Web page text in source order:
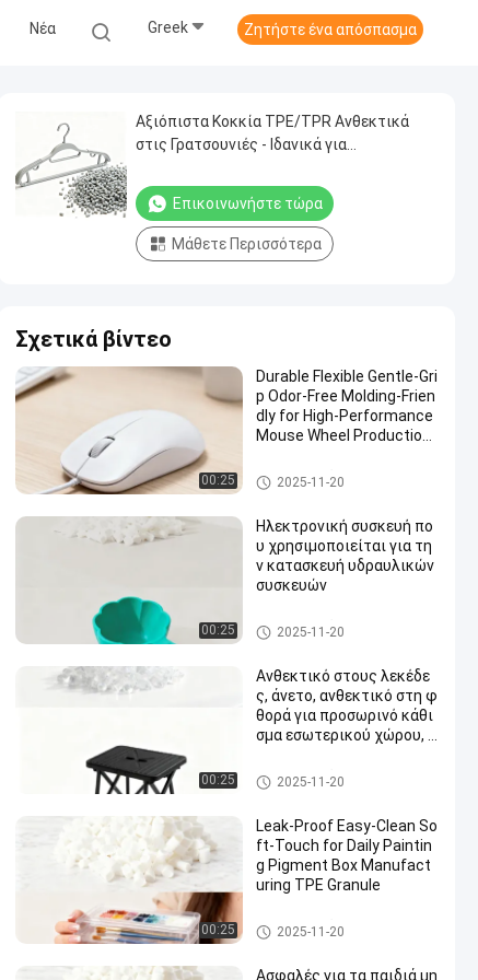
Νέα Greek Ζητήστε ένα απόσπασμα
Αξιόπιστα Κοκκία TPE/TPR Ανθεκτικά
στις Γρατσουνιές - Ιδανικά για
για Κατασκευαστές Κρεμαστρών)
Επικοινωνήστε τώρα
Μάθετε Περισσότερα
Σχετικά βίντεο
00:25
Durable Flexible Gentle-Gri
p Odor-Free Molding-Frien
dly for High-Performance
Mouse Wheel Production
Πρωτοϋλικά TPE
2025-11-20
00:25
Ηλεκτρονική συσκευή πο
υ χρησιμοποιείται για τη
ν κατασκευή υδραυλικών
συσκευών
Πρωτοϋλικά TPE
2025-11-20
00:25
Ανθεκτικό στους λεκέδε
ς, άνετο, ανθεκτικό στη φ
θορά για προσωρινό κάθι
σμα εσωτερικού χώρου, κ
άγκου από κόκκους TPE
Πρωτοϋλικά TPE
2025-11-20
00:25
Leak-Proof Easy-Clean So
ft-Touch for Daily Paintin
g Pigment Box Manufact
uring TPE Granule
Πρωτοϋλικά TPE
2025-11-20
Ασφαλές για τα παιδιά μη